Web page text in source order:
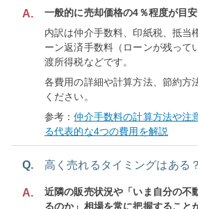
A.
一般的に売却価格の4％程度が目安
内訳は仲介手数料、印紙税、抵当
ーン返済手数料（ローンが残って
渡所得税などです。
各費用の詳細や計算方法、節約方
ください。
参考：仲介手数料の計算方法や注
る代表的な4つの費用を解説
Q. 高く売れるタイミングはある？
A.
近隣の販売状況や「いま自分の不
るのか」相場を常に把握すること